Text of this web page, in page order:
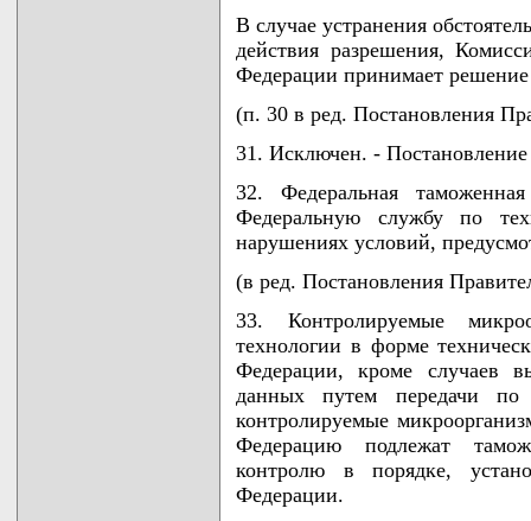
В случае устранения
действия разрешения,
Федерации принимает решение
(п. 30 в ред. Постановления
31. Исключен. -
32. Федеральная
Федеральную службу по
нарушениях условий,
(в ред. Постановления
33. Контролируемые
технологии в форме
Федерации, кроме случаев
данных путем передачи
контролируемые
Федерацию подлежат
контролю в порядке,
Федерации.